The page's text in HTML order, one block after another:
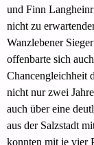
und Finn
nicht zu
Wanzlebener
offenbarte sich
Chancengleichheit
nicht nur zwei
auch über eine
aus der Salzstadt
konnten mit je vier